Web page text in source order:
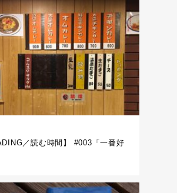
／読む時間】 #003「一番好